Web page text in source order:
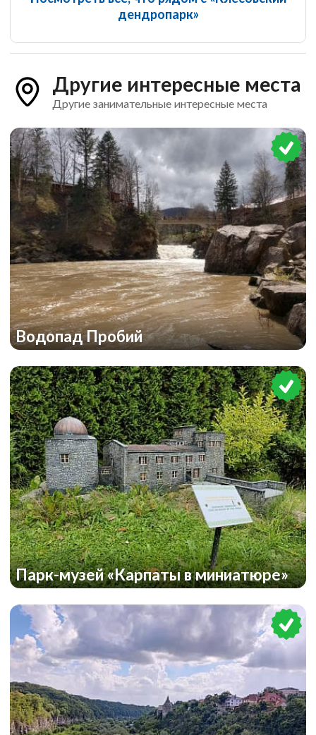
дендропарк»
Другие интересные места
Другие занимательные интересные места
Водопад Пробий
Парк-музей «Карпаты в миниатюре»